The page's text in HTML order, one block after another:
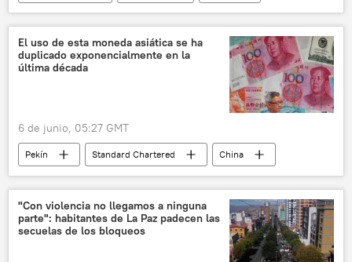
Comité Internacional de la Cruz Roja (CICR)
Cisjordania
Franja de Gaza
ONU
💗 Salud
El uso de esta moneda asiática se ha
duplicado exponencialmente en la
última década
6 de junio, 05:27 GMT
Pekín Standard Chartered
China
Economía
yuan
📈 Mercados y finanzas
"Con violencia no llegamos a ninguna
parte": habitantes de La Paz padecen las
secuelas de los bloqueos